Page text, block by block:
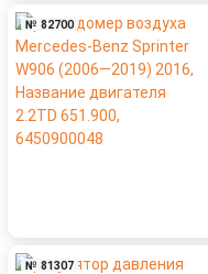
№ 82700
№ 81307